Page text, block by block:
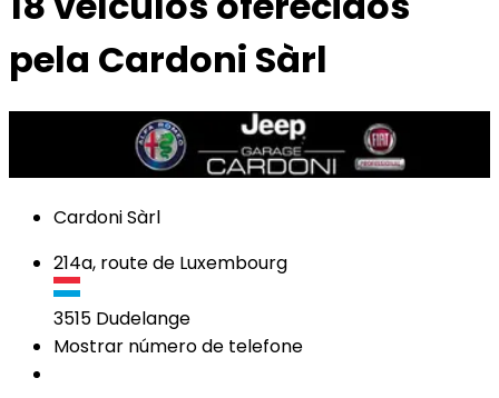
pela Cardoni Sàrl
Cardoni Sàrl
214a, route de Luxembourg
3515 Dudelange
Mostrar número de telefone